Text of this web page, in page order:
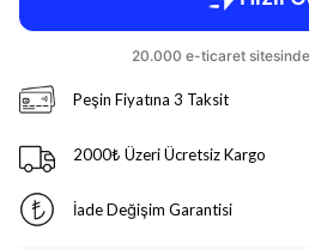
Peşin Fiyatına 3 Taksit
2000₺ Üzeri Ücretsiz Kargo
İade Değişim Garantisi